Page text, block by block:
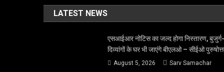
LATEST NEWS
एसआईआर नोटिस का जल्द होगा निस्तारण, बुजुर्ग-
दिव्यांगों के घर भी जाएंगे बीएलओ – सीईओ
August 5, 2026 Sarv Samachar